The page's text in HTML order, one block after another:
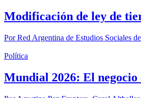
Modificación de ley de
PorRed Argentina de Estudios Sociales
Política
Mundial 2026: El